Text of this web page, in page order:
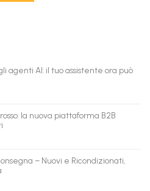
agenti AI: il tuo assistente ora può
la nuova piattaforma B2B
– Nuovi e Ricondizionati,